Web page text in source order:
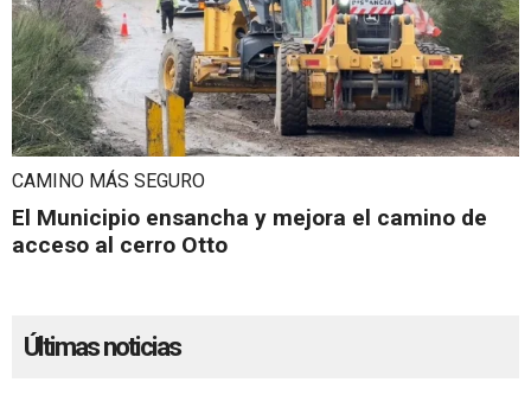
CAMINO MÁS SEGURO
El Municipio ensancha y mejora el camino de
acceso al cerro Otto
Últimas noticias